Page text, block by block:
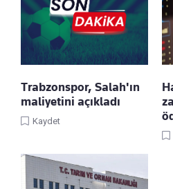
Trabzonspor, Salah'ın
maliyetini açıkladı
Kaydet